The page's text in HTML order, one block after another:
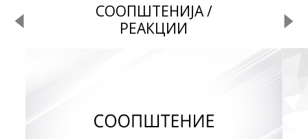
СООПШТЕНИЈА /
РЕАКЦИИ